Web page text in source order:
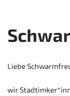
Liebe
wir